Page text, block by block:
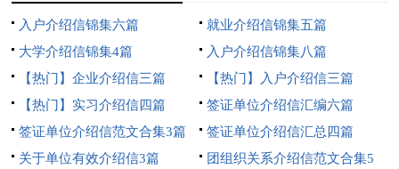
入户介绍信锦集六篇
就业介绍信锦集五篇
大学介绍信锦集4篇
入户介绍信锦集八篇
【热门】企业介绍信三篇
【热门】入户介绍信三篇
【热门】实习介绍信四篇
签证单位介绍信汇编六篇
签证单位介绍信范文合集3篇
签证单位介绍信汇总四篇
关于单位有效介绍信3篇
团组织关系介绍信范文合集5